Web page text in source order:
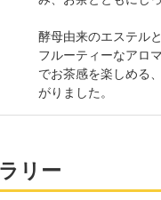
酵母由来のエステル
フルーティーなアロ
でお茶感を楽しめる
がりました。
リー